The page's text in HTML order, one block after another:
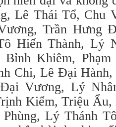
Lê Thái Tổ, Chu
Trần Hưng
Hiến Thành, Lý
Bỉnh Khiêm,
Chi, Lê Đại Hành,
Vương, Lý
Kiểm, Triệu
Lý Thánh